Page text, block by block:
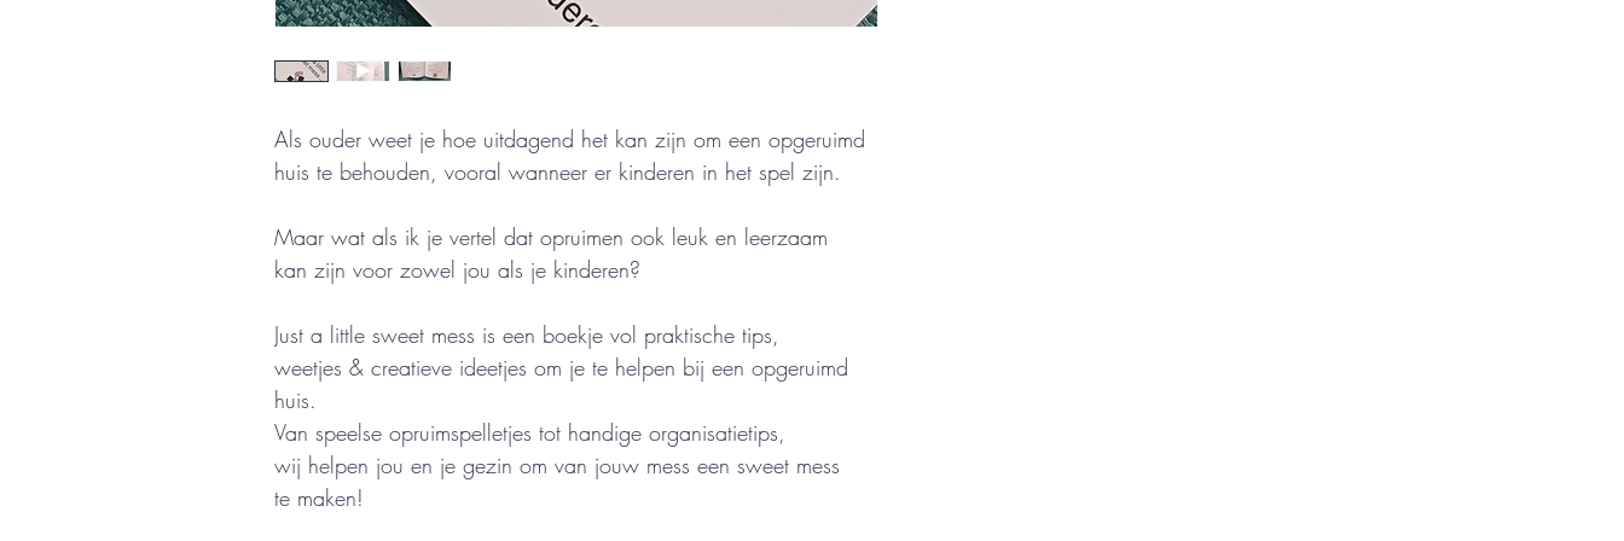
Als ouder weet je hoe uitdagend het kan zijn om een opgeruimd
huis te behouden, vooral wanneer er kinderen in het spel zijn.
Maar wat als ik je vertel dat opruimen ook leuk en leerzaam
kan zijn voor zowel jou als je kinderen?
Just a little sweet mess is een boekje vol praktische tips,
weetjes & creatieve ideetjes om je te helpen bij een opgeruimd
huis.
Van speelse opruimspelletjes tot handige organisatietips,
wij helpen jou en je gezin om van jouw mess een sweet mess
te maken!